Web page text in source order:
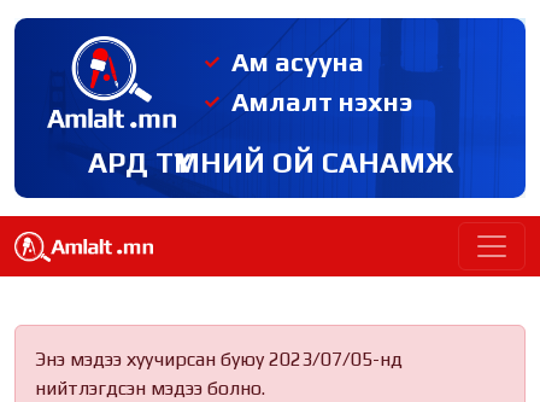
Ам асууна
Амлалт нэхнэ
АРД ТҮМНИЙ ОЙ САНАМЖ
Энэ мэдээ хуучирсан буюу 2023/07/05-нд
нийтлэгдсэн мэдээ болно.